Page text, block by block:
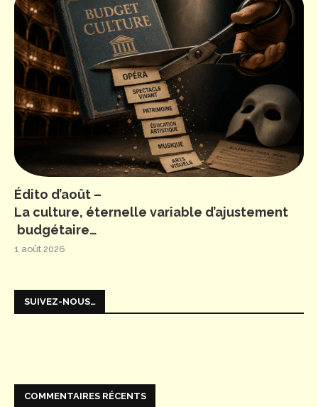
Édito d’août –
La culture, éternelle variable d’ajustement
budgétaire…
1 août 2026
SUIVEZ-NOUS…
COMMENTAIRES RÉCENTS